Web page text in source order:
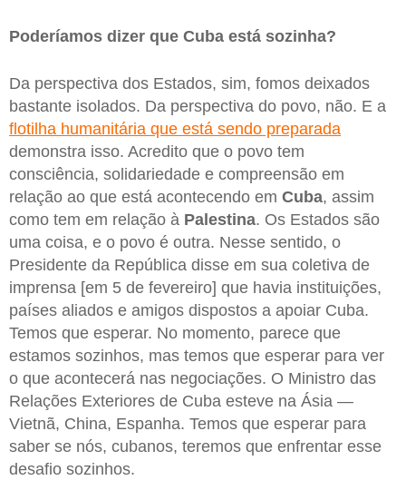
Poderíamos dizer que Cuba está sozinha?
Da perspectiva dos Estados, sim, fomos deixados
bastante isolados. Da perspectiva do povo, não. E a
flotilha humanitária que está sendo preparada
demonstra isso. Acredito que o povo tem
consciência, solidariedade e compreensão em
relação ao que está acontecendo em Cuba, assim
como tem em relação à Palestina. Os Estados são
uma coisa, e o povo é outra. Nesse sentido, o
Presidente da República disse em sua coletiva de
imprensa [em 5 de fevereiro] que havia instituições,
países aliados e amigos dispostos a apoiar Cuba.
Temos que esperar. No momento, parece que
estamos sozinhos, mas temos que esperar para ver
o que acontecerá nas negociações. O Ministro das
Relações Exteriores de Cuba esteve na Ásia —
Vietnã, China, Espanha. Temos que esperar para
saber se nós, cubanos, teremos que enfrentar esse
desafio sozinhos.